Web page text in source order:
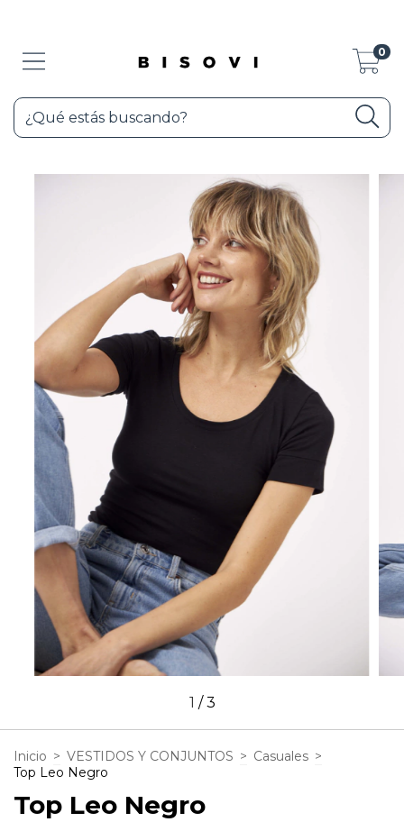
0
1 /3
Inicio > VESTIDOS Y CONJUNTOS > Casuales >
Top Leo Negro
Top Leo Negro